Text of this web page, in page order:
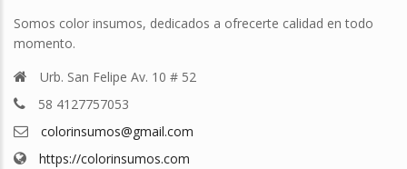
Somos color insumos, dedicados a ofrecerte calidad en todo
momento.
Urb. San Felipe Av. 10 # 52
58 4127757053
colorinsumos@gmail.com
https://colorinsumos.com